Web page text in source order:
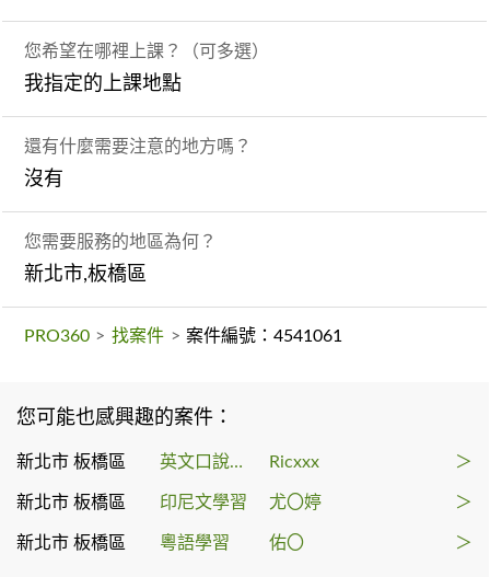
您希望在哪裡上課？（可多選）
我指定的上課地點
還有什麼需要注意的地方嗎？
沒有
您需要服務的地區為何？
新北市,板橋區
PRO360 > 找案件 > 案件編號：4541061
您可能也感興趣的案件：
新北市 板橋區 英文口說課程 Ricxxx ＞
新北市 板橋區 印尼文學習 尤〇婷 ＞
新北市 板橋區 粵語學習 佑〇 ＞